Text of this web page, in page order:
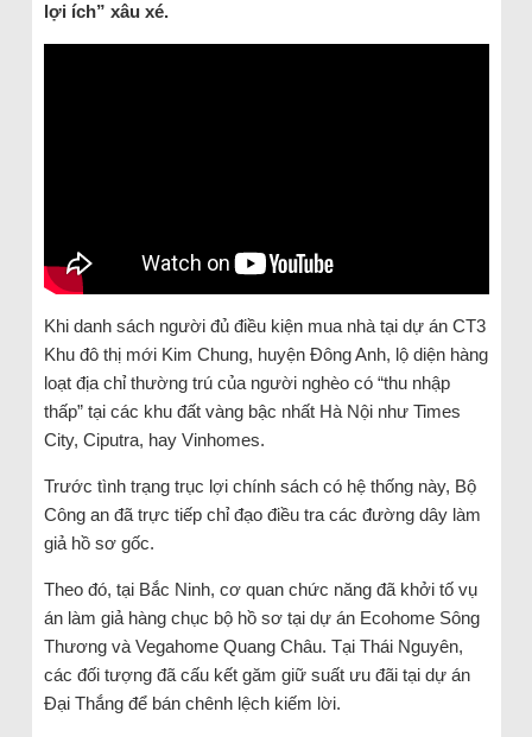
lợi ích” xâu xé.
Khi danh sách người đủ điều kiện mua nhà tại dự án CT3
Khu đô thị mới Kim Chung, huyện Đông Anh, lộ diện hàng
loạt địa chỉ thường trú của người nghèo có “thu nhập
thấp” tại các khu đất vàng bậc nhất Hà Nội như Times
City, Ciputra, hay Vinhomes.
Trước tình trạng trục lợi chính sách có hệ thống này, Bộ
Công an đã trực tiếp chỉ đạo điều tra các đường dây làm
giả hồ sơ gốc.
Theo đó, tại Bắc Ninh, cơ quan chức năng đã khởi tố vụ
án làm giả hàng chục bộ hồ sơ tại dự án Ecohome Sông
Thương và Vegahome Quang Châu. Tại Thái Nguyên,
các đối tượng đã cấu kết găm giữ suất ưu đãi tại dự án
Đại Thắng để bán chênh lệch kiếm lời.